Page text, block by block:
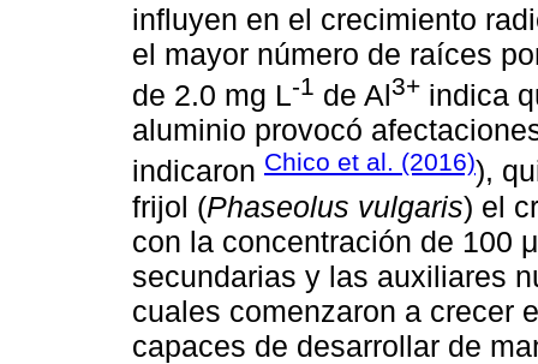
influyen en el crecimiento
el mayor número de raíces
de 2.0 mg L-1 de Al3+ indica
aluminio provocó
indicaron Chico et al. (2016)),
frijol (Phaseolus vulgaris) el
con la concentración de 100
secundarias y las auxiliares
cuales comenzaron a crecer
capaces de desarrollar de